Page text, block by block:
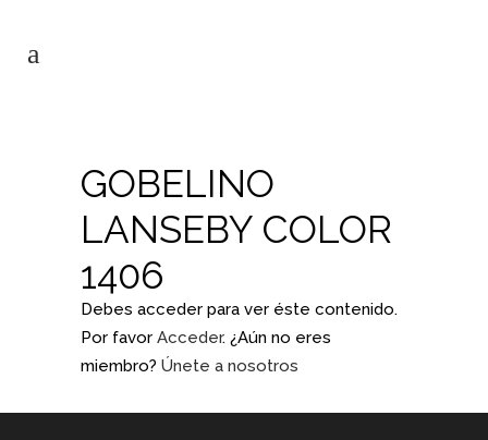
GOBELINO
LANSEBY COLOR
1406
Debes acceder para ver éste contenido.
Por favor Acceder. ¿Aún no eres
miembro? Únete a nosotros